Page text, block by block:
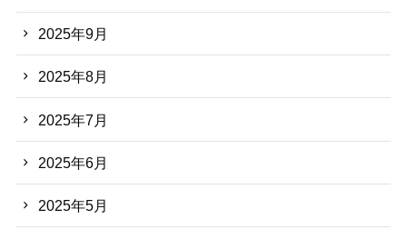
2025年9月
2025年8月
2025年7月
2025年6月
2025年5月